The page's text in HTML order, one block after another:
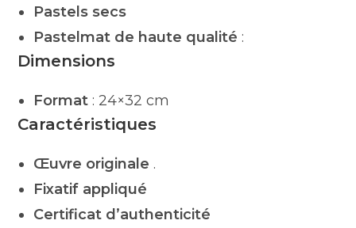
Pastels secs
Pastelmat de haute qualité :
Dimensions
Format : 24×32 cm
Caractéristiques
Œuvre originale .
Fixatif appliqué
Certificat d’authenticité